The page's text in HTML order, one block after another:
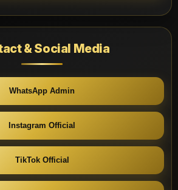
& Social Media
WhatsApp Admin
Instagram Official
TikTok Official